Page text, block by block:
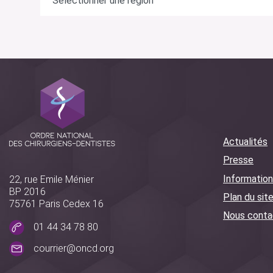
22, rue Emile Ménier
BP 2016
75761 Paris Cedex 16
01 44 34 78 80
courrier@oncd.org
Actualités
Presse
Plan du site
Nous